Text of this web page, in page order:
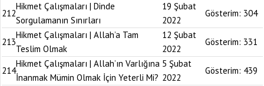
212
Hikmet Çalışmaları | Dinde
Sorgulamanın Sınırları
19 Şubat
2022
Gösterim: 304
213
Hikmet Çalışmaları | Allah’a Tam
Teslim Olmak
12 Şubat
2022
Gösterim: 331
214
Hikmet Çalışmaları | Allah’ın Varlığına
İnanmak Mümin Olmak İçin Yeterli Mi?
5 Şubat
2022
Gösterim: 439